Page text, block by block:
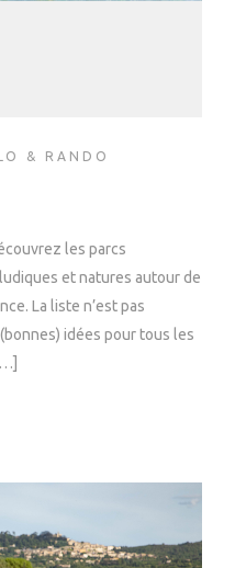
& RANDO
les parcs
et natures autour de
La liste n’est pas
idées pour tous les